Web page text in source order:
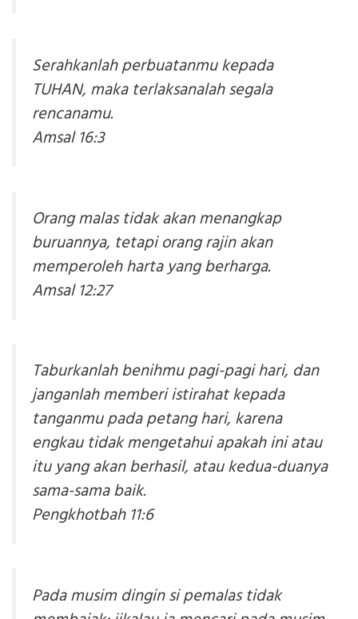
Serahkanlah perbuatanmu kepada
TUHAN, maka terlaksanalah segala
rencanamu.
Amsal 16:3
Orang malas tidak akan menangkap
buruannya, tetapi orang rajin akan
memperoleh harta yang berharga.
Amsal 12:27
Taburkanlah benihmu pagi-pagi hari, dan
janganlah memberi istirahat kepada
tanganmu pada petang hari, karena
engkau tidak mengetahui apakah ini atau
itu yang akan berhasil, atau kedua-duanya
sama-sama baik.
Pengkhotbah 11:6
Pada musim dingin si pemalas tidak